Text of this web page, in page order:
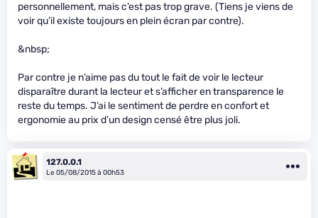
personnellement, mais c’est pas trop grave. (Tiens je viens de
voir qu’il existe toujours en plein écran par contre).
&nbsp;
Par contre je n’aime pas du tout le fait de voir le lecteur
disparaître durant la lecteur et s’afficher en transparence le
reste du temps. J’ai le sentiment de perdre en confort et
ergonomie au prix d’un design censé être plus joli.
127.0.0.1
Le 05/08/2015 à 00h53